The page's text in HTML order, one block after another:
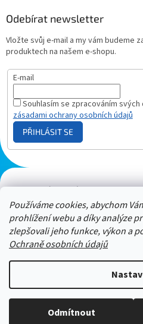
Používáme cookies, abychom
prohlížení webu a díky analýze
zlepšovali jeho funkce, výkon a
Ochraně osobních údajů
Odmítnout
Stačí nám zavolat a zeptat se :-)
Odebírat newsletter
Vložte svůj e-mail a my vám budeme
produktech na našem e-shopu.
E-mail
Souhlasím se zpracováním
zásadami ochrany osobních údajů
PŘIHLÁSIT SE
Plazmový generátor.cz Heureka -
Parasite
Copyright 2026ZAPPER-